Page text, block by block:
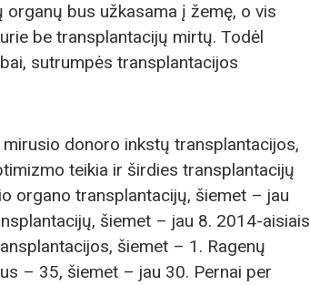
bus užkasama į žemę, o vis
be transplantacijų mirtų. Todėl
sutrumpės transplantacijos
donoro inkstų transplantacijos,
teikia ir širdies transplantacijų
organo transplantacijų, šiemet – jau
šiemet – jau 8. 2014-aisiais
šiemet – 1. Ragenų
– 35, šiemet – jau 30. Pernai per